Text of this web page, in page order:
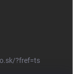
?fref=ts